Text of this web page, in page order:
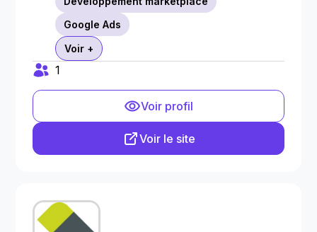
Google Ads
Voir +
1
Voir profil
Voir le site